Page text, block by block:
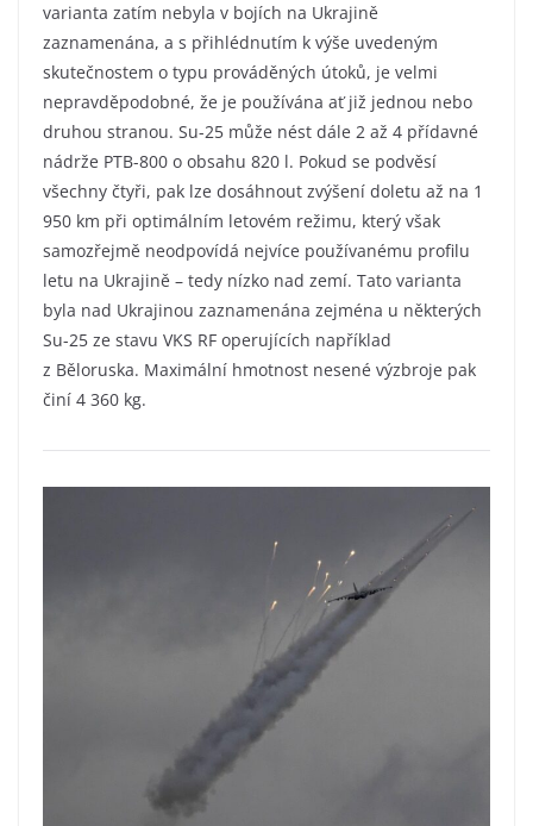
varianta zatím nebyla v bojích na Ukrajině
zaznamenána, a s přihlédnutím k výše uvedeným
skutečnostem o typu prováděných útoků, je velmi
nepravděpodobné, že je používána ať již jednou nebo
druhou stranou. Su-25 může nést dále 2 až 4 přídavné
nádrže PTB-800 o obsahu 820 l. Pokud se podvěsí
všechny čtyři, pak lze dosáhnout zvýšení doletu až na 1
950 km při optimálním letovém režimu, který však
samozřejmě neodpovídá nejvíce používanému profilu
letu na Ukrajině – tedy nízko nad zemí. Tato varianta
byla nad Ukrajinou zaznamenána zejména u některých
Su-25 ze stavu VKS RF operujících například
z Běloruska. Maximální hmotnost nesené výzbroje pak
činí 4 360 kg.